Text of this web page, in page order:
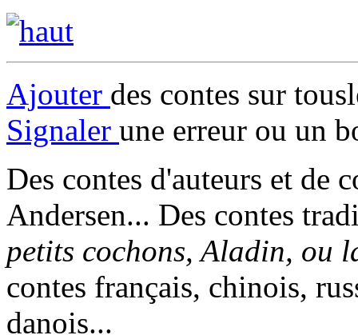
Ajouter des contes sur
Signaler une erreur ou un
Des contes d'auteurs et de
Andersen... Des contes
petits cochons, Aladin, ou
contes français, chinois,
danois...